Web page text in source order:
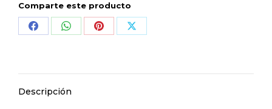
Azul
Oscuro
cantidad
Comparte este producto
Share Share Share Share
Descripción